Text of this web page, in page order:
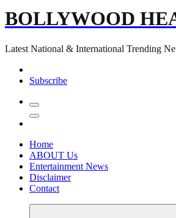
BOLLYWOOD
Latest National & International Trending
Subscribe
Home
ABOUT Us
Entertainment News
Disclaimer
Contact